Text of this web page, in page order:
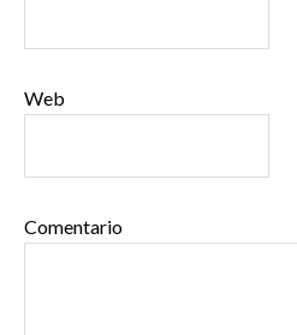
Web
Comentario